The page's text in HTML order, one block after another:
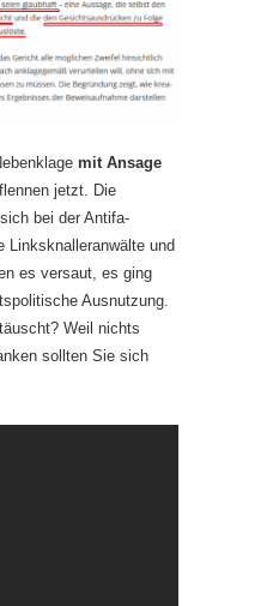
mit Ansage
jetzt. Die
bei der Antifa-
Linksknalleranwälte und
es versaut, es ging
Ausnutzung.
Weil nichts
sollten Sie sich